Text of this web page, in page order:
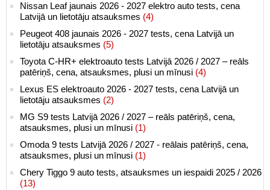
Nissan Leaf jaunais 2026 - 2027 elektro auto tests, cena
Latvijā un lietotāju atsauksmes (4)
Peugeot 408 jaunais 2026 - 2027 tests, cena Latvijā un
lietotāju atsauksmes (5)
Toyota C-HR+ elektroauto tests Latvijā 2026 / 2027 – reāls
patēriņš, cena, atsauksmes, plusi un mīnusi (4)
Lexus ES elektroauto 2026 - 2027 tests, cena Latvijā un
lietotāju atsauksmes (2)
MG S9 tests Latvijā 2026 / 2027 – reāls patēriņš, cena,
atsauksmes, plusi un mīnusi (1)
Omoda 9 tests Latvijā 2026 / 2027 - reālais patēriņš, cena,
atsauksmes, plusi un mīnusi (1)
Chery Tiggo 9 auto tests, atsauksmes un iespaidi 2025 / 2026
(13)